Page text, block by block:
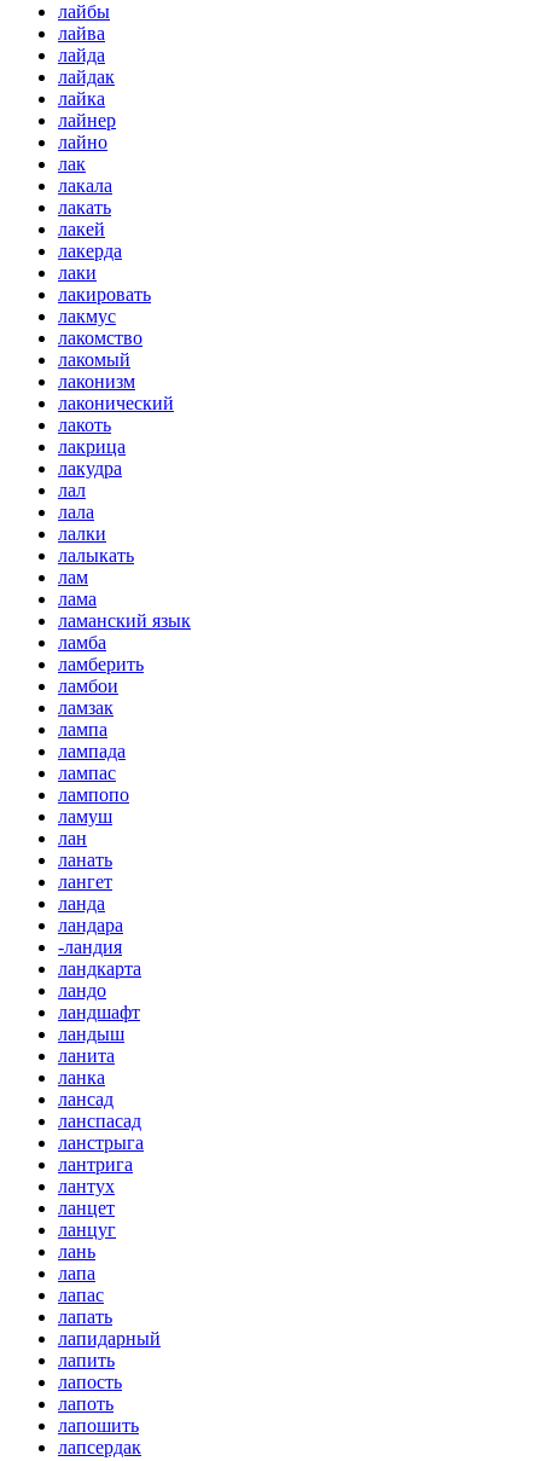
лайбы
лайва
лайда
лайдак
лайка
лайнер
лайно
лак
лакала
лакать
лакей
лакерда
лаки
лакировать
лакмус
лакомство
лакомый
лаконизм
лаконический
лакоть
лакрица
лакудра
лал
лала
лалки
лалыкать
лам
лама
ламанский язык
ламба
ламберить
ламбои
ламзак
лампа
лампада
лампас
лампопо
ламуш
лан
ланать
лангет
ланда
ландара
-ландия
ландкарта
ландо
ландшафт
ландыш
ланита
ланка
лансад
ланспасад
ланстрыга
лантрига
лантух
ланцет
ланцуг
лань
лапа
лапас
лапать
лапидарный
лапить
лапость
лапоть
лапошить
лапсердак